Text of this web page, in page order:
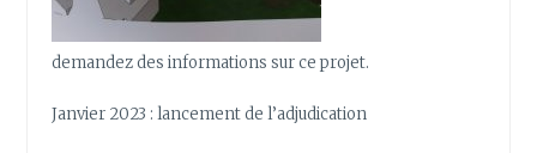
demandez des informations sur ce projet.
Janvier 2023 : lancement de l’adjudication